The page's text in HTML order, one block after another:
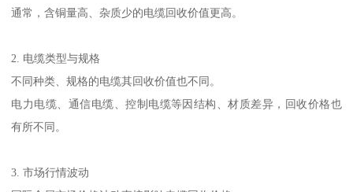
通常，含铜量高、杂质少的电缆回收价值更高。
2. 电缆类型与规格
不同种类、规格的电缆其回收价值也不同。
电力电缆、通信电缆、控制电缆等因结构、材质差异，回收价格也
有所不同。
3. 市场行情波动